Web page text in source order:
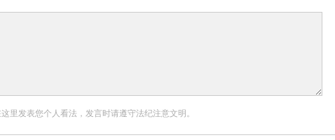
里发表您个人看法，发言时请遵守法纪注意文明。